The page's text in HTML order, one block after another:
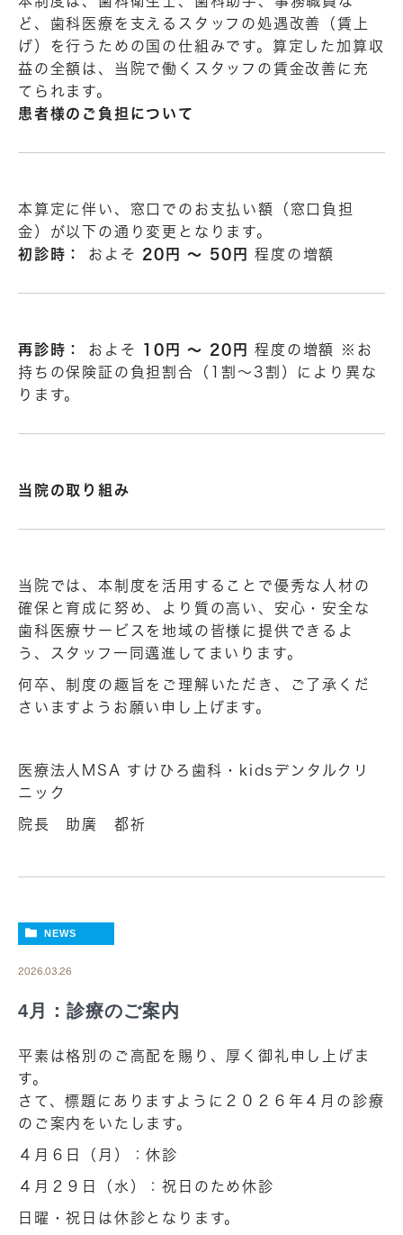
ど、歯科医療を支えるスタッフの処遇改善（賃上
げ）を行うための国の仕組みです。算定した加算収
益の全額は、当院で働くスタッフの賃金改善に充
てられます。
患者様のご負担について
本算定に伴い、窓口でのお支払い額（窓口負担
金）が以下の通り変更となります。
初診時：
およそ 20円 〜 50円 程度の増額
再診時： およそ 10円 〜 20円
程度の増額 ※お
持ちの保険証の負担割合（1割〜3割）により異な
ります。
当院の取り組み
当院では、本制度を活用することで優秀な人材の
確保と育成に努め、より質の高い、安心・安全な
歯科医療サービスを地域の皆様に提供できるよ
う、スタッフ一同邁進してまいります。
何卒、制度の趣旨をご理解いただき、ご了承くだ
さいますようお願い申し上げます。
医療法人MSA すけひろ歯科・kidsデンタルクリ
ニック
院長 助廣 都祈
NEWS
2026.03.26
4月：診療のご案内
平素は格別のご高配を賜り、厚く御礼申し上げま
す。
さて、標題にありますように２０２６年４月の診療
のご案内をいたします。
４月６日（月）：休診
４月２９日（水）：祝日のため休診
日曜・祝日は休診となります。